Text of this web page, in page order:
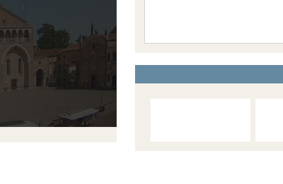
Page